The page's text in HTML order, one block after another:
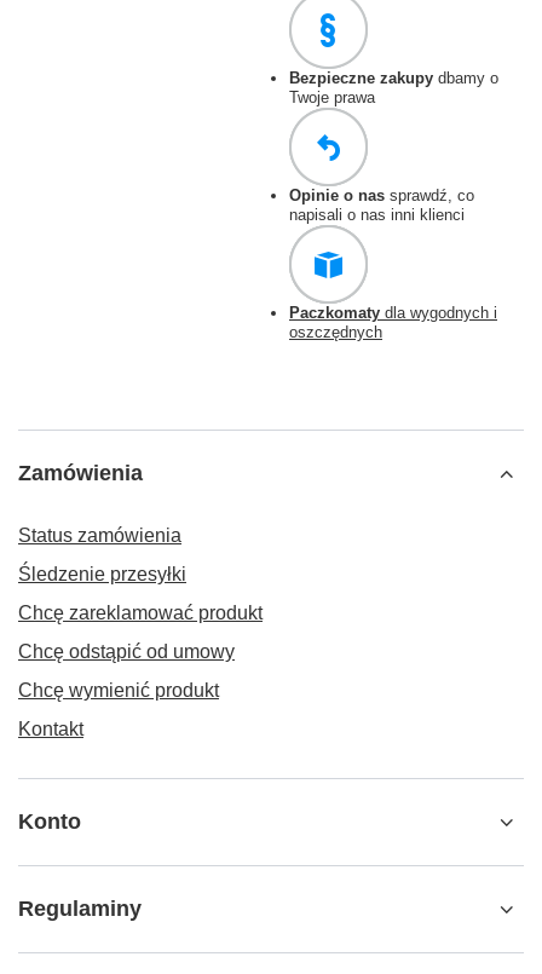
Bezpieczne zakupy dbamy o
Twoje prawa
Opinie o nas sprawdź, co
napisali o nas inni klienci
Paczkomaty dla wygodnych i
oszczędnych
Zamówienia
Status zamówienia
Śledzenie przesyłki
Chcę zareklamować produkt
Chcę odstąpić od umowy
Chcę wymienić produkt
Kontakt
Konto
Regulaminy